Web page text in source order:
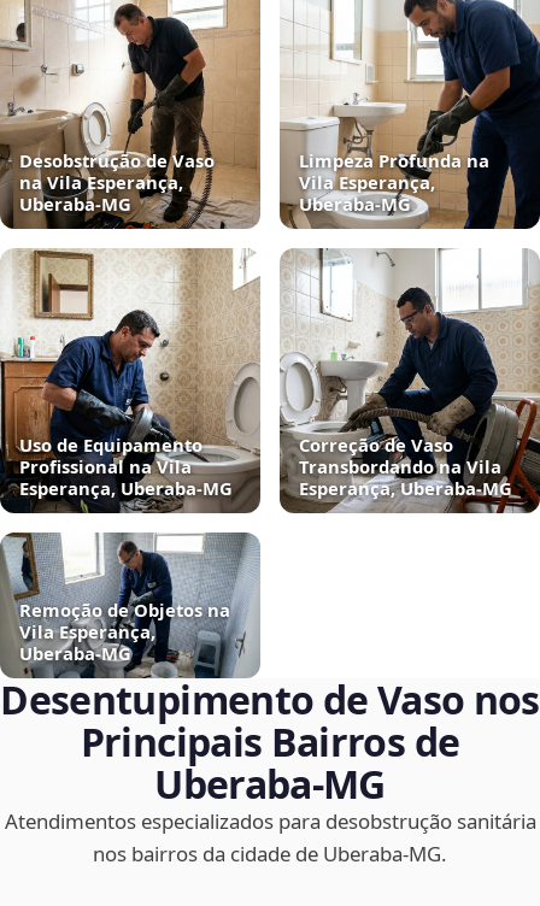
Desobstrução de Vaso
na Vila Esperança,
Uberaba‑MG
Limpeza Profunda na
Vila Esperança,
Uberaba‑MG
Uso de Equipamento
Profissional na Vila
Esperança, Uberaba‑MG
Correção de Vaso
Transbordando na Vila
Esperança, Uberaba‑MG
Remoção de Objetos na
Vila Esperança,
Uberaba‑MG
Desentupimento de Vaso nos
Principais Bairros de
Uberaba‑MG
Atendimentos especializados para desobstrução sanitária
nos bairros da cidade de Uberaba‑MG.